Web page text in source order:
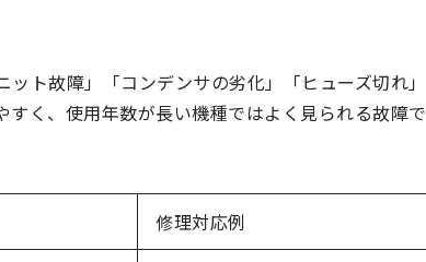
ト故障」「コンデンサの劣化」「ヒューズ切れ
く、使用年数が長い機種ではよく見られる故障で
修理対応例